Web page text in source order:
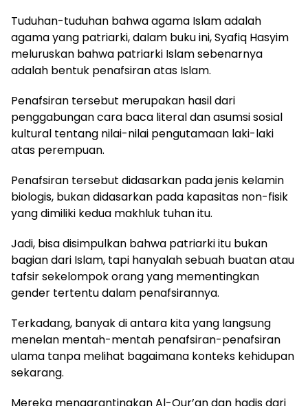
Tuduhan-tuduhan bahwa agama Islam adalah
agama yang patriarki, dalam buku ini, Syafiq Hasyim
meluruskan bahwa patriarki Islam sebenarnya
adalah bentuk penafsiran atas Islam.
Penafsiran tersebut merupakan hasil dari
penggabungan cara baca literal dan asumsi sosial
kultural tentang nilai-nilai pengutamaan laki-laki
atas perempuan.
Penafsiran tersebut didasarkan pada jenis kelamin
biologis, bukan didasarkan pada kapasitas non-fisik
yang dimiliki kedua makhluk tuhan itu.
Jadi, bisa disimpulkan bahwa patriarki itu bukan
bagian dari Islam, tapi hanyalah sebuah buatan atau
tafsir sekelompok orang yang mementingkan
gender tertentu dalam penafsirannya.
Terkadang, banyak di antara kita yang langsung
menelan mentah-mentah penafsiran-penafsiran
ulama tanpa melihat bagaimana konteks kehidupan
sekarang.